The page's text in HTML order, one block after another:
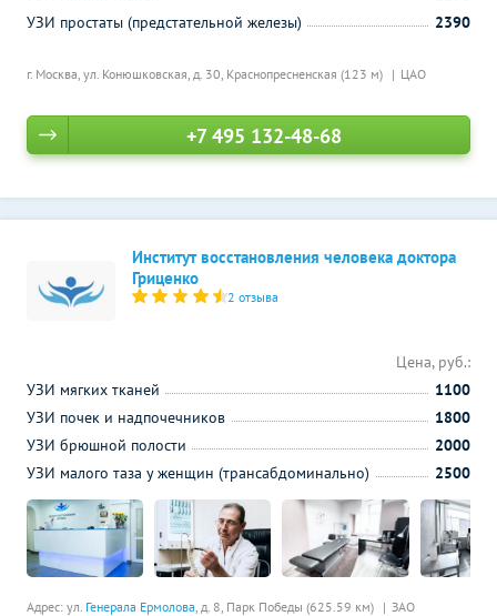
г. Москва, ул. Конюшковская, д. 30, Краснопресненская (123 м) ЦАО
УЗИ простаты (предстательной железы)
2390
+7 495 132-48-68
Институт восстановления человека доктора
Гриценко
2 отзыва
Адрес: ул. Генерала Ермолова, д. 8, Парк Победы (625.59 км) ЗАО
Цена, руб.:
УЗИ мягких тканей
1100
УЗИ почек и надпочечников
1800
УЗИ брюшной полости
2000
УЗИ малого таза у женщин (трансабдоминально)
2500